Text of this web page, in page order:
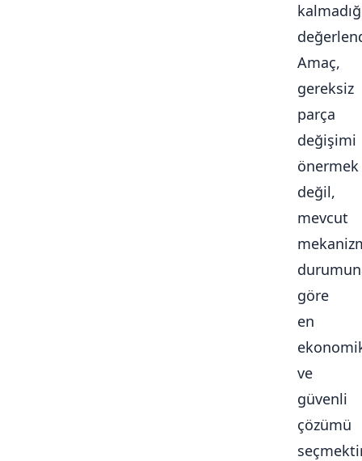
Amaç,
gereksiz
parça
değişimi
önermek
değil,
mevcut
göre
en
ve
güvenli
çözümü